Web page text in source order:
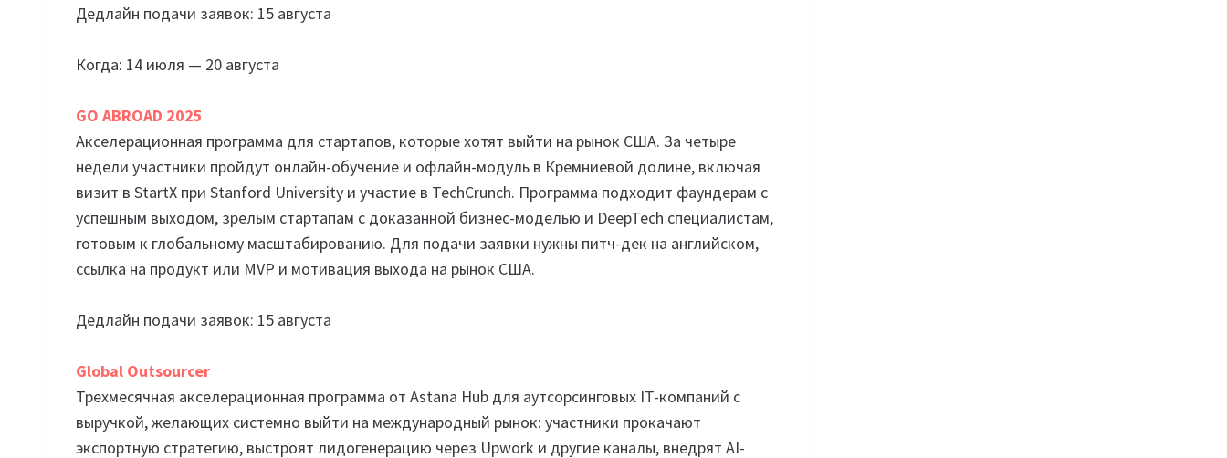
Дедлайн подачи заявок: 15 августа
Когда: 14 июля — 20 августа
GO ABROAD 2025
Акселерационная программа для стартапов, которые хотят выйти на рынок США. За четыре
недели участники пройдут онлайн-обучение и офлайн-модуль в Кремниевой долине, включая
визит в StartX при Stanford University и участие в TechCrunch. Программа подходит фаундерам с
успешным выходом, зрелым стартапам с доказанной бизнес-моделью и DeepTech специалистам,
готовым к глобальному масштабированию. Для подачи заявки нужны питч-дек на английском,
ссылка на продукт или MVP и мотивация выхода на рынок США.
Дедлайн подачи заявок: 15 августа
Global Outsourcer
Трехмесячная акселерационная программа от Astana Hub для аутсорсинговых IT-компаний с
выручкой, желающих системно выйти на международный рынок: участники прокачают
экспортную стратегию, выстроят лидогенерацию через Upwork и другие каналы, внедрят AI-